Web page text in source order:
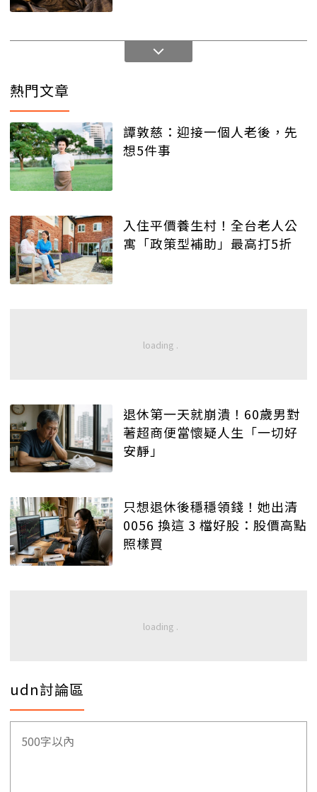
熱門文章
譚敦慈：迎接一個人老後，先
想5件事
入住平價養生村！全台老人公
寓「政策型補助」最高打5折
退休第一天就崩潰！60歲男對
著超商便當懷疑人生「一切好
安靜」
只想退休後穩穩領錢！她出清
0056 換這 3 檔好股：股價高點
照樣買
udn討論區